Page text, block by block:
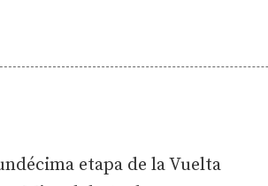
etapa de la Vuelta